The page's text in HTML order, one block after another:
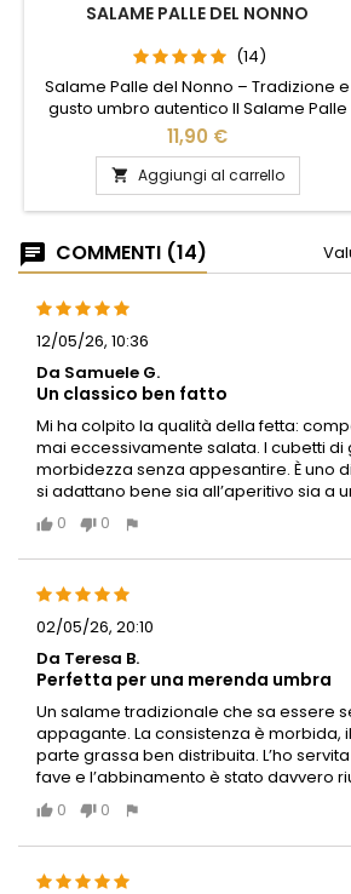
SALAME PALLE DEL NONNO
(14)
Salame Palle del Nonno – Tradizione e
gusto umbro autentico Il Salame Palle
del Nonno è una delle specialità più
caratteristiche della tradizione norcina
umbra, realizzato con carni suine
selezionate e lavorato a mano dai
maestri salumai secondo antiche
Il suo nome curioso nasconde un
prodotto di altissima qualità, dal gusto
11,90 €
 Aggiungi al carrello
COMMENTI (14)
12/05/26, 10:36
Da Samuele G.
Un classico ben fatto
Mi ha colpito la qualità della fetta:
mai eccessivamente salata. I cubetti
morbidezza senza appesantire. È uno
si adattano bene sia all’aperitivo sia a
0
0
02/05/26, 20:10
Da Teresa B.
Perfetta per una merenda umbra
Un salame tradizionale che sa essere
appagante. La consistenza è morbida,
parte grassa ben distribuita. L’ho
fave e l’abbinamento è stato davvero
0
0